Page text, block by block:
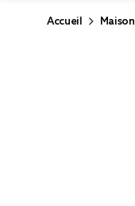
Accueil Maison